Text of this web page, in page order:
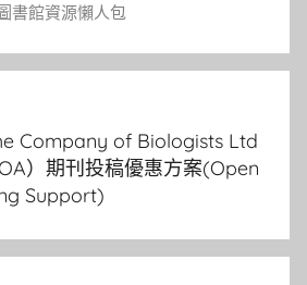
圖書館資源懶人包
Company of Biologists Ltd
）期刊投稿優惠方案(Open
Support)